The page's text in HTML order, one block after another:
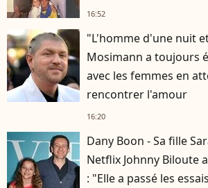
16:52
"L'homme d'une nuit
Mosimann a toujours
avec les femmes en
rencontrer l'amour
16:20
Dany Boon - Sa fille
Netflix Johnny Biloute
: "Elle a passé les